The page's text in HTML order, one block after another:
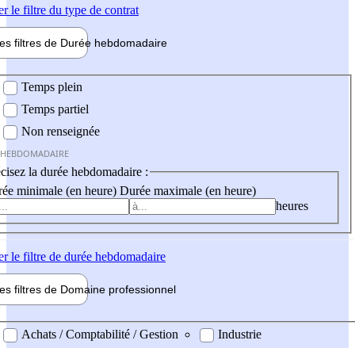
le filtre du type de contrat
filtres de Durée hebdomadaire
Temps plein
Temps partiel
Non renseignée
la durée hebdomadaire :
minimale (en heure) Durée maximale (en heure)
heures
le filtre de durée hebdomadaire
filtres de Domaine professionnel
professionel
Achats / Comptabilité / Gestion
Industrie